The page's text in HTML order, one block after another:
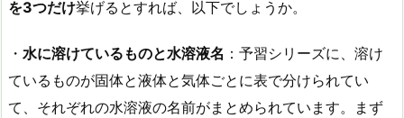
を3つだけ挙げるとすれば、以下でしょうか。
・ 水に溶けているものと水溶液名 ：予習シリーズに、溶け
ているものが固体と液体と気体ごとに表で分けられてい
て、それぞれの水溶液の名前がまとめられています。まず